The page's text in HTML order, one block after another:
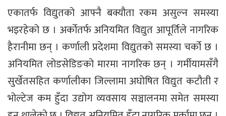
एकातर्फ विद्युतको आफ्नै बक्यौता रकम असुल्न समस्या
भइरहेको छ । अर्कोतर्फ अनियमित विद्युत आपूर्तिले नागरिक
हैरानीमा छन् । कर्णाली प्रदेशमा विद्युतको समस्या चर्को छ ।
अनियमित लोडसेडिङको मारमा नागरिक छन् । गर्मीयामसँगै
सुर्खेतसहित कर्णालीका जिल्लामा अघोषित विद्युत कटौती र
भोल्टेज कम हुँदा उद्योग व्यवसाय सञ्चालनमा समेत समस्या